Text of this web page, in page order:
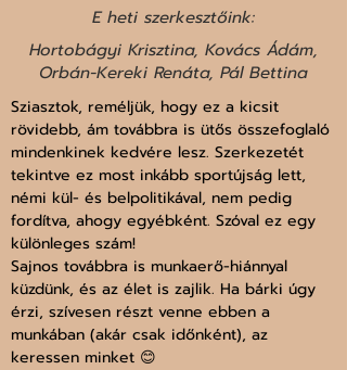
E heti szerkesztőink:
Hortobágyi Krisztina, Kovács Ádám,
Orbán-Kereki Renáta, Pál Bettina
Sziasztok, reméljük, hogy ez a kicsit
rövidebb, ám továbbra is ütős összefoglaló
mindenkinek kedvére lesz. Szerkezetét
tekintve ez most inkább sportújság lett,
némi kül- és belpolitikával, nem pedig
fordítva, ahogy egyébként. Szóval ez egy
különleges szám!
Sajnos továbbra is munkaerő-hiánnyal
küzdünk, és az élet is zajlik. Ha bárki úgy
érzi, szívesen részt venne ebben a
munkában (akár csak időnként), az
keressen minket 😊